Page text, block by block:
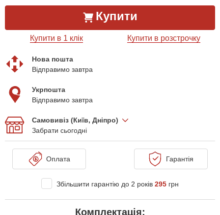
Купити
Купити в 1 клік Купити в розстрочку
Нова пошта
Відправимо завтра
Укрпошта
Відправимо завтра
Самовивіз (Київ, Дніпро)
Забрати сьогодні
Оплата Гарантія
Збільшити гарантію до 2 років 295 грн
Комплектація: